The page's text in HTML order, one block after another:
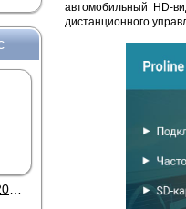
Proline PR-HPT615TY
автомобильный HD-
дистанционного